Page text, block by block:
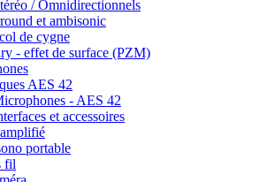
/ Omnidirectionnels
et ambisonic
de cygne
- effet de surface (PZM)
AES 42
- AES 42
et accessoires
portable
fil